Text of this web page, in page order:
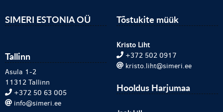
SIMERI ESTONIA OÜ
Tallinn
Asula 1-2
11312 Tallinn
+372 50 63 005
info@simeri.ee
Tõstukite müük
Kristo Liht
+372 502 0917
kristo.liht@simeri.ee
Hooldus Harjumaa